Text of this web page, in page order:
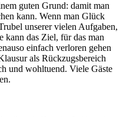
guten Grund: damit man
kann. Wenn man Glück
unserer vielen Aufgaben,
kann das Ziel, für das man
einfach verloren gehen
als Rückzugsbereich
und wohltuend. Viele Gäste